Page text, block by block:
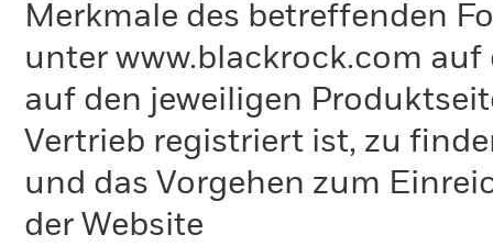
Merkmale des betreffenden
unter www.blackrock.com auf
auf den jeweiligen
Vertrieb registriert ist, zu
und das Vorgehen zum
der Website